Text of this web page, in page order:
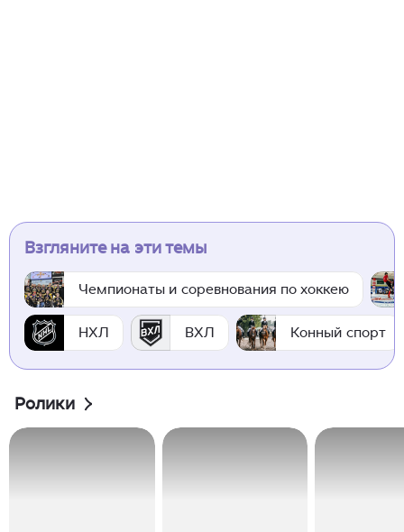
Взгляните на эти темы
Чемпионаты и соревнования по хоккею
НХЛ ВХЛ Конный спорт
Ролики